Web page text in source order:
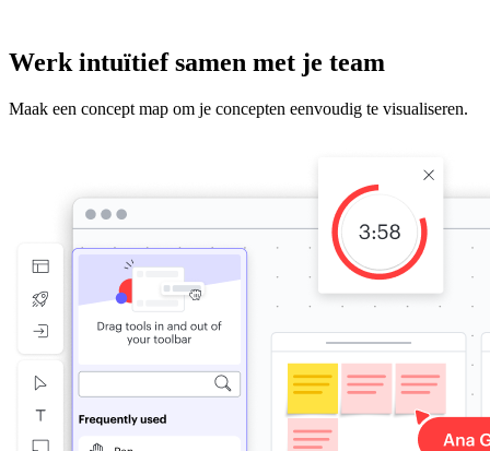
Werk intuïtief samen met je team
Maak een concept map om je concepten eenvoudig te visualiseren.